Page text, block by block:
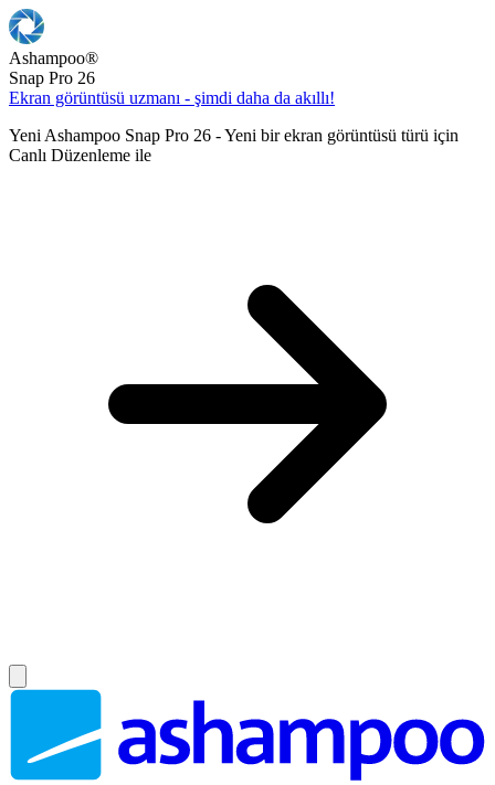
Ashampoo®
Snap Pro 26
Ekran görüntüsü uzmanı - şimdi daha da akıllı!
Yeni Ashampoo Snap Pro 26 - Yeni bir ekran görüntüsü türü için
Canlı Düzenleme ile